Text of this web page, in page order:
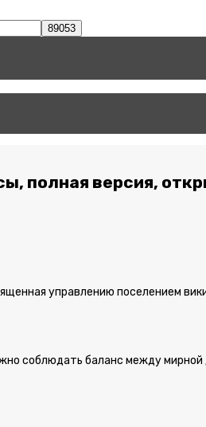
полная версия,
управлению поселением
соблюдать баланс между